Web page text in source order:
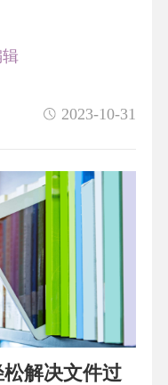
2023-10-31
解决文件过